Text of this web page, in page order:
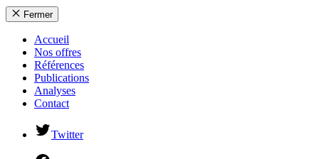
Fermer
Accueil
Nos offres
Références
Publications
Analyses
Contact
Twitter